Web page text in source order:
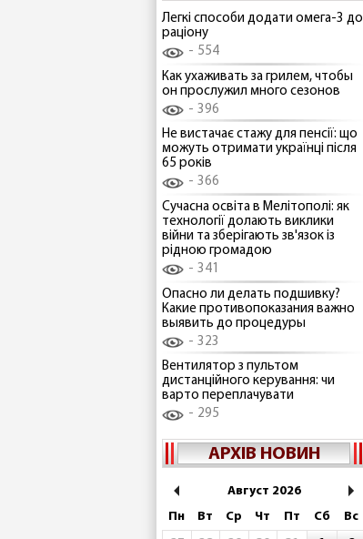
Легкі способи додати омега-3 до
раціону
554
Как ухаживать за грилем, чтобы
он прослужил много сезонов
396
Не вистачає стажу для пенсії: що
можуть отримати українці після
65 років
366
Сучасна освіта в Мелітополі: як
технології долають виклики
війни та зберігають зв'язок із
рідною громадою
341
Опасно ли делать подшивку?
Какие противопоказания важно
выявить до процедуры
323
Вентилятор з пультом
дистанційного керування: чи
варто переплачувати
295
АРХІВ НОВИН
Август 2026
Пн
Вт Ср Чт Пт Сб
Вс